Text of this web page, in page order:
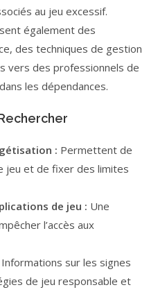
au jeu excessif.
également des
des techniques de gestion
vers des professionnels de
les dépendances.
: Permettent de
jeu et de fixer des limites
de jeu : Une
l’accès aux
Informations sur les signes
de jeu responsable et